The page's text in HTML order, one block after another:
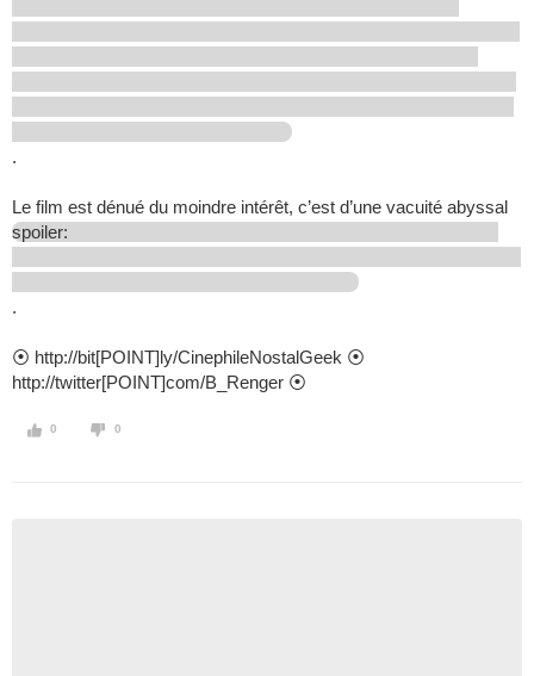
.
Le film est dénué du moindre intérêt, c’est d’une vacuité abyssal
spoiler:
.
⦿ http://bit[POINT]ly/CinephileNostalGeek ⦿
http://twitter[POINT]com/B_Renger ⦿
0 0